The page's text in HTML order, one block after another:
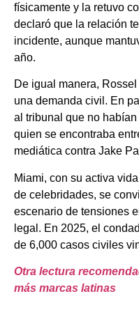
físicamente y la retuvo
declaró que la relación
incidente, aunque
año.
De igual manera,
una demanda civil. En
al tribunal que no
quien se encontraba
mediática contra Jake
Miami, con su activa
de celebridades, se
escenario de tensiones
legal. En 2025, el
de 6,000 casos civiles
Otra lectura
más marcas latinas